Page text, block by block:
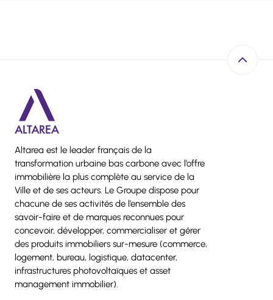
Altarea est le leader français de la
transformation urbaine bas carbone avec l’offre
immobilière la plus complète au service de la
Ville et de ses acteurs. Le Groupe dispose pour
chacune de ses activités de l’ensemble des
savoir-faire et de marques reconnues pour
concevoir, développer, commercialiser et gérer
des produits immobiliers sur-mesure (commerce,
logement, bureau, logistique, datacenter,
infrastructures photovoltaïques et asset
management immobilier).
Retour